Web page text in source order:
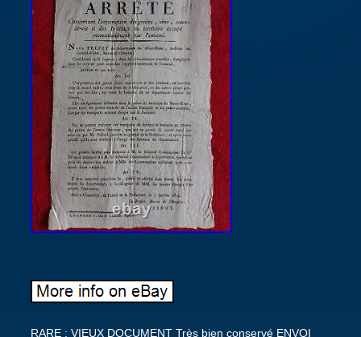
RARE : VIEUX DOCUMENT Très bien conservé ENVOI